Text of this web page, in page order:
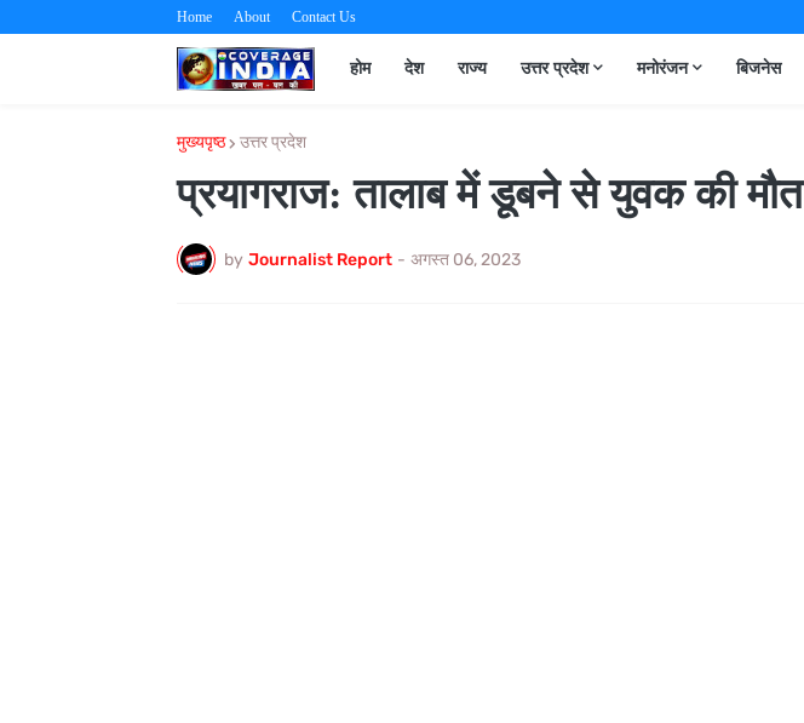
Home About Contact Us
होम देश राज्य उत्तर प्रदेश मनोरंजन बिजनेस
मुख्यपृष्ठ उत्तर प्रदेश
प्रयागराज: तालाब में डूबने से युवक की मौत
by Journalist Report - अगस्त 06, 2023